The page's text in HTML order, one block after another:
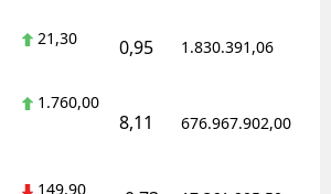
21,30 0,95 1.830.391,06
1.760,00
8,11 676.967.902,00
149,90